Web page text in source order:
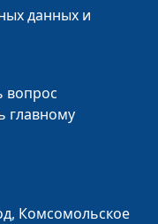
Довгель,
данных и
вопрос
главному
Комсомольское